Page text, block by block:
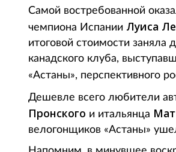
Самой востребованной
чемпиона Испании Луиса
итоговой стоимости заняла
канадского клуба,
«Астаны», перспективного
Дешевле всего любители
Пронского и итальянца
велогонщиков «Астаны»